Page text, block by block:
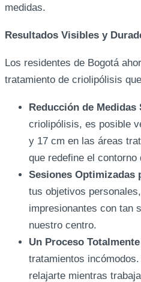
medidas.
Resultados Visibles y
Los residentes de Bogotá
tratamiento de criolipólisis
Reducción de
criolipólisis, es posible
y 17 cm en las áreas
que redefine el contorno
Sesiones Optimizadas
tus objetivos
impresionantes con tan
nuestro centro.
Un Proceso
tratamientos
relajarte mientras